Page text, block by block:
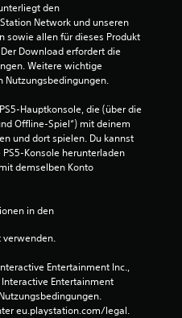
n
g
n
den
Network und unseren
sowie allen für dieses Produkt
Download erfordert die
Weitere wichtige
Nutzungsbedingungen.
Hauptkonsole, die (über die
Offline-Spiel“) mit deinem
und dort spielen. Du kannst
Konsole herunterladen
demselben Konto
in den
verwenden.
Entertainment Inc.,
Entertainment
eu.playstation.com/legal.